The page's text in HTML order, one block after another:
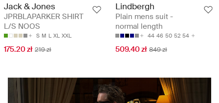
Jack & Jones
JPRBLAPARKER SHIRT
L/S NOOS
S M L XL XXL
175.20 zł 219 zł
Lindbergh
Plain mens suit -
normal length
44 46 50 52 54
509.40 zł 849 zł